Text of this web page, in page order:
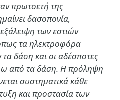
πρωτοετή της
δασοπονία,
των εστιών
τα ηλεκτροφόρα
δάση και οι αδέσποτες
από τα δάση. Η πρόληψη
συστηματικά κάθε
και προστασία των